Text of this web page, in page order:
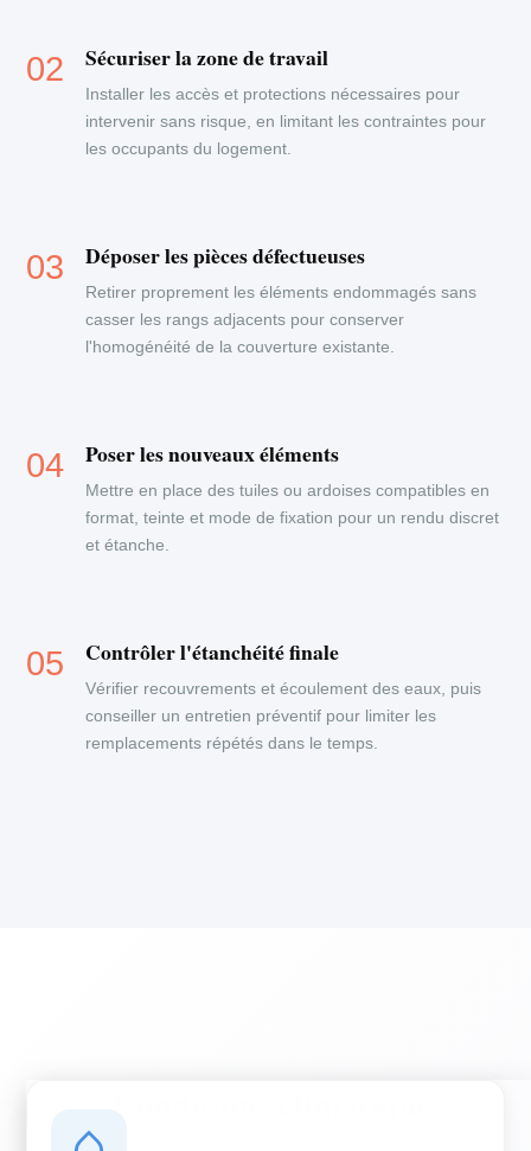
Sécuriser la zone de travail
Installer les accès et protections nécessaires pour
intervenir sans risque, en limitant les contraintes pour
les occupants du logement.
Déposer les pièces défectueuses
Retirer proprement les éléments endommagés sans
casser les rangs adjacents pour conserver
l'homogénéité de la couverture existante.
Poser les nouveaux éléments
Mettre en place des tuiles ou ardoises compatibles en
format, teinte et mode de fixation pour un rendu discret
et étanche.
Contrôler l'étanchéité finale
Vérifier recouvrements et écoulement des eaux, puis
conseiller un entretien préventif pour limiter les
remplacements répétés dans le temps.